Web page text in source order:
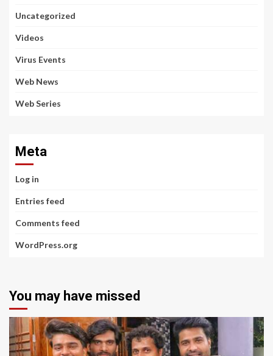
Uncategorized
Videos
Virus Events
Web News
Web Series
Meta
Log in
Entries feed
Comments feed
WordPress.org
You may have missed